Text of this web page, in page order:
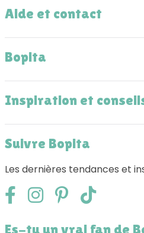
Aide et contact
Bopita
Inspiration et
Suivre Bopita
Les dernières tendances et
Es-tu un vrai fan de